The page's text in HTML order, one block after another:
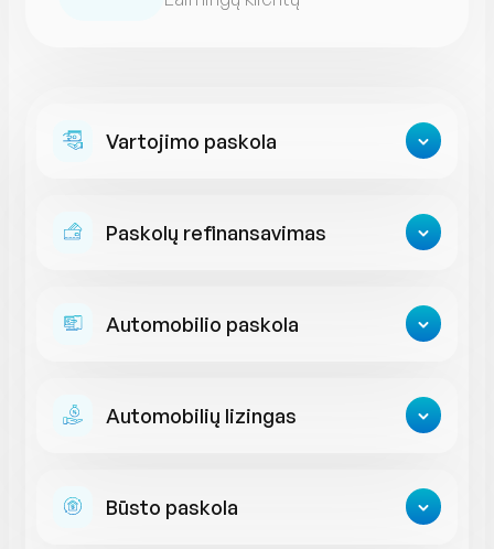
Vartojimo paskola
Paskolų refinansavimas
Automobilio paskola
Automobilių lizingas
Būsto paskola